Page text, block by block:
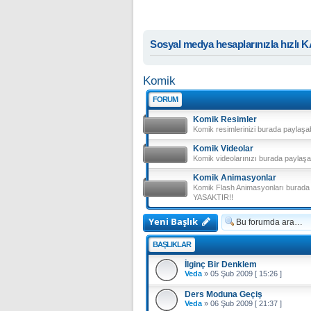
Sosyal medya hesaplarınızla hızlı
Komik
FORUM
Komik Resimler
Komik resimlerinizi burada
Komik Videolar
Komik videolarınızı burada
Komik Animasyonlar
Komik Flash Animasyonları
YASAKTIR!!
Yeni Başlık
BAŞLIKLAR
İlginç Bir Denklem
Veda » 05 Şub 2009 [ 15:26 ]
Ders Moduna Geçiş
Veda » 06 Şub 2009 [ 21:37 ]